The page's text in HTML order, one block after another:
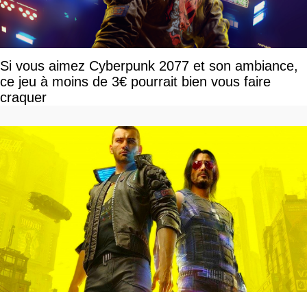
Si vous aimez Cyberpunk 2077 et son ambiance,
ce jeu à moins de 3€ pourrait bien vous faire
craquer